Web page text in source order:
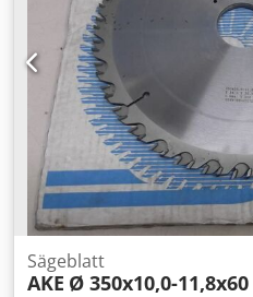
Sägeblatt
AKE Ø 350x10,0-11,8x60